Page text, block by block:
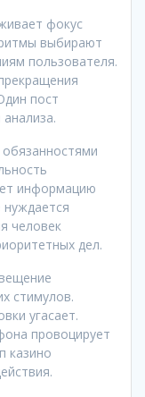
фокус
выбирают
пользователя.
пост
информацию
человек
дел.
стимулов.
угасает.
провоцирует
казино